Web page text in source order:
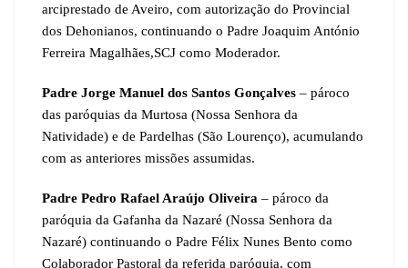
arciprestado de Aveiro, com autorização do Provincial
dos Dehonianos, continuando o Padre Joaquim António
Ferreira Magalhães,SCJ como Moderador.
Padre Jorge Manuel dos Santos Gonçalves – pároco
das paróquias da Murtosa (Nossa Senhora da
Natividade) e de Pardelhas (São Lourenço), acumulando
com as anteriores missões assumidas.
Padre Pedro Rafael Araújo Oliveira – pároco da
paróquia da Gafanha da Nazaré (Nossa Senhora da
Nazaré) continuando o Padre Félix Nunes Bento como
Colaborador Pastoral da referida paróquia, com